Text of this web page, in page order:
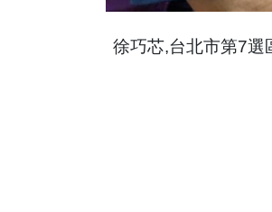
徐巧芯,台北市第7選